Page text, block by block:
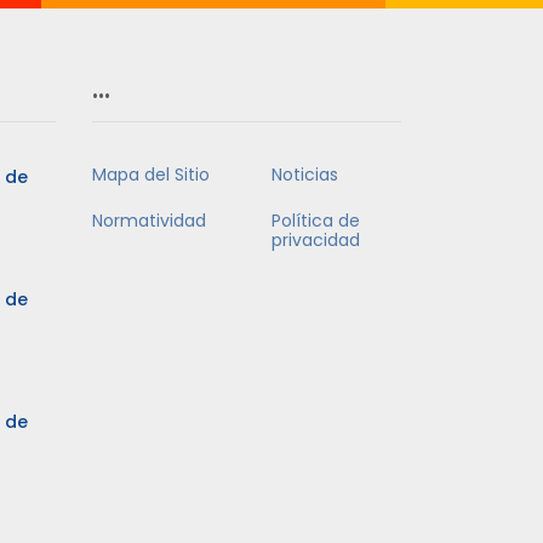
de
de
de
…
Mapa del Sitio
Noticias
Normatividad
Política de
privacidad